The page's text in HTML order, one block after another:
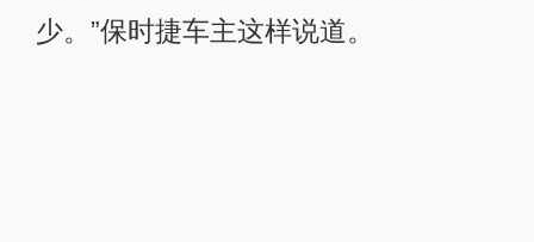
少。”保时捷车主这样说道。